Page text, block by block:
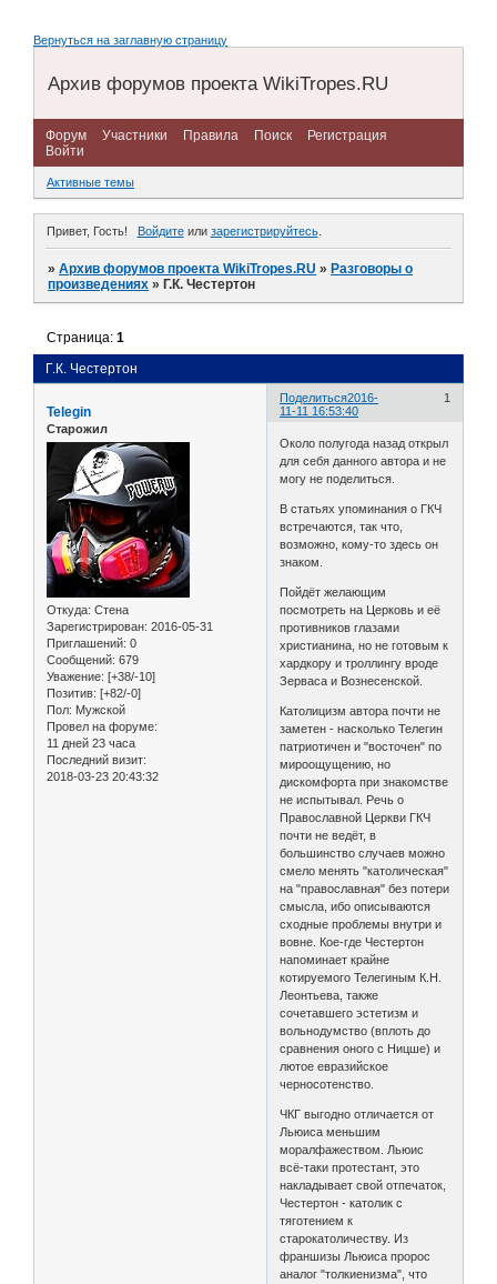
Вернуться на заглавную страницу
Архив форумов проекта WikiTropes.RU
Форум Участники Правила Поиск
Регистрация
Войти
Активные темы
Привет, Гость! Войдитеили зарегистрируйтесь.
»Архив форумов проекта WikiTropes.RU »Разговоры о
произведениях »Г.К. Честертон
Г.К. Честертон
Страница:1
Поделиться 1
2016-
11-11 16:53:40
Telegin
Старожил
Откуда: Стена
Зарегистрирован: 2016-05-31
Приглашений: 0
Сообщений: 679
Уважение: [+38/-10]
Позитив: [+82/-0]
Пол: Мужской
Провел на форуме:
11 дней 23 часа
Последний визит:
2018-03-23 20:43:32
Около полугода назад открыл
для себя данного автора и не
могу не поделиться.
В статьях упоминания о ГКЧ
встречаются, так что,
возможно, кому-то здесь он
знаком.
Пойдёт желающим
посмотреть на Церковь и её
противников глазами
христианина, но не готовым к
хардкору и троллингу вроде
Зерваса и Вознесенской.
Католицизм автора почти не
заметен - насколько Телегин
патриотичен и "восточен" по
мироощущению, но
дискомфорта при знакомстве
не испытывал. Речь о
Православной Церкви ГКЧ
почти не ведёт, в
большинство случаев можно
смело менять "католическая"
на "православная" без потери
смысла, ибо описываются
сходные проблемы внутри и
вовне. Кое-где Честертон
напоминает крайне
котируемого Телегиным К.Н.
Леонтьева, также
сочетавшего эстетизм и
вольнодумство (вплоть до
сравнения оного с Ницше) и
лютое евразийское
черносотенство.
ЧКГ выгодно отличается от
Льюиса меньшим
моралфажеством. Льюис
всё-таки протестант, это
накладывает свой отпечаток,
Честертон - католик с
тяготением к
старокатоличеству. Из
франшизы Льюиса пророс
аналог "толкиенизма", что